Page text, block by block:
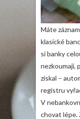
Máte
klasické
si banky
nezkoumají,
získal –
registru
V
chovat lépe.